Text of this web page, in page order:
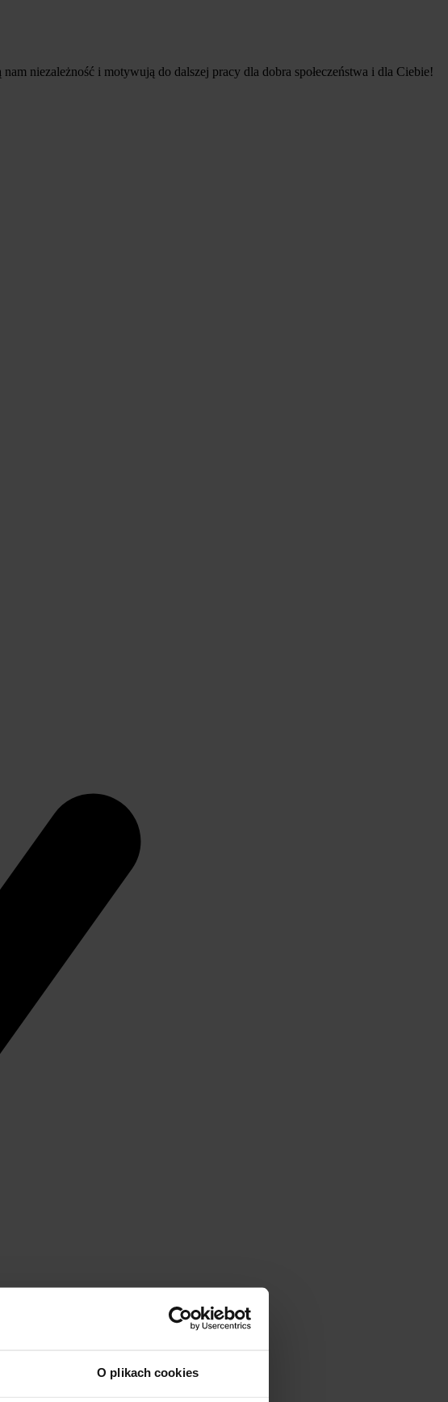
O plikach cookies
niezależność i motywują do dalszej pracy dla dobra społeczeństwa i dla Ciebie!